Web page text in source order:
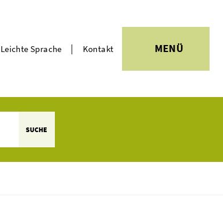
Leichte Sprache | Kontakt MENÜ
SUCHE